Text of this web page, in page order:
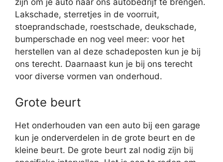
zijn om je auto naar ons autobedrijf te brengen.
Lakschade, sterretjes in de voorruit,
stoeprandschade, roestschade, deukschade,
bumperschade en nog veel meer: voor het
herstellen van al deze schadeposten kun je bij
ons terecht. Daarnaast kun je bij ons terecht
voor diverse vormen van onderhoud.
Grote beurt
Het onderhouden van een auto bij een garage
kun je onderverdelen in de grote beurt en de
kleine beurt. De grote beurt zal nodig zijn bij